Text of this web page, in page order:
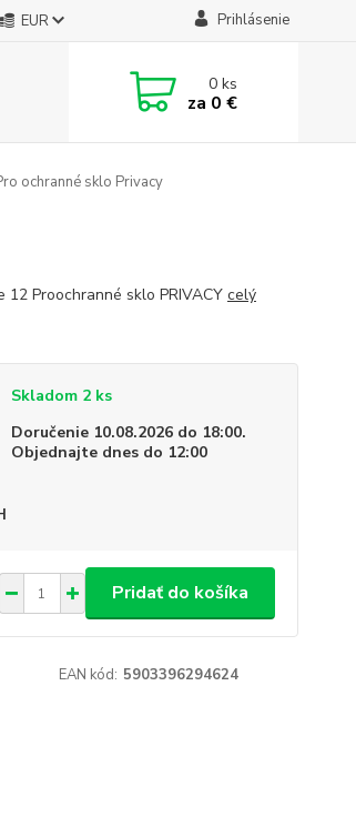
EUR Prihlásenie
0ks
za 0 €
ochranné sklo Privacy
12 Proochranné sklo PRIVACY celý
Skladom 2 ks
Doručenie 10.08.2026 do 18:00.
Objednajte dnes do 12:00
Pridať do košíka
EAN kód: 5903396294624